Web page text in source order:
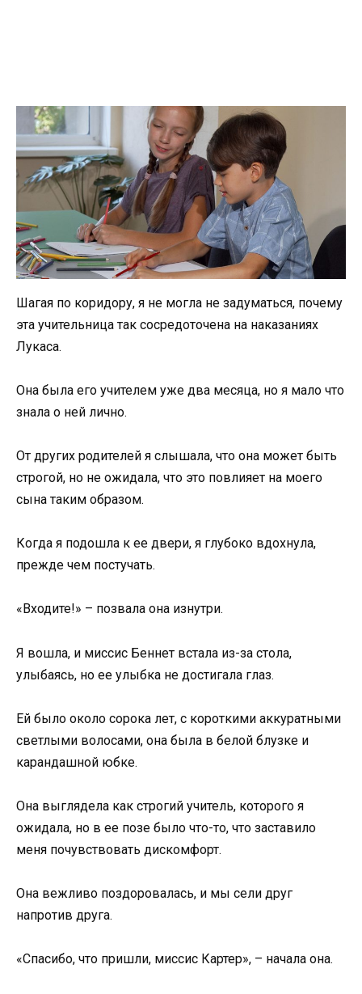
Шагая по коридору, я не могла не задуматься, почему
эта учительница так сосредоточена на наказаниях
Лукаса.
Она была его учителем уже два месяца, но я мало что
знала о ней лично.
От других родителей я слышала, что она может быть
строгой, но не ожидала, что это повлияет на моего
сына таким образом.
Когда я подошла к ее двери, я глубоко вдохнула,
прежде чем постучать.
«Входите!» – позвала она изнутри.
Я вошла, и миссис Беннет встала из-за стола,
улыбаясь, но ее улыбка не достигала глаз.
Ей было около сорока лет, с короткими аккуратными
светлыми волосами, она была в белой блузке и
карандашной юбке.
Она выглядела как строгий учитель, которого я
ожидала, но в ее позе было что-то, что заставило
меня почувствовать дискомфорт.
Она вежливо поздоровалась, и мы сели друг
напротив друга.
«Спасибо, что пришли, миссис Картер», – начала она.